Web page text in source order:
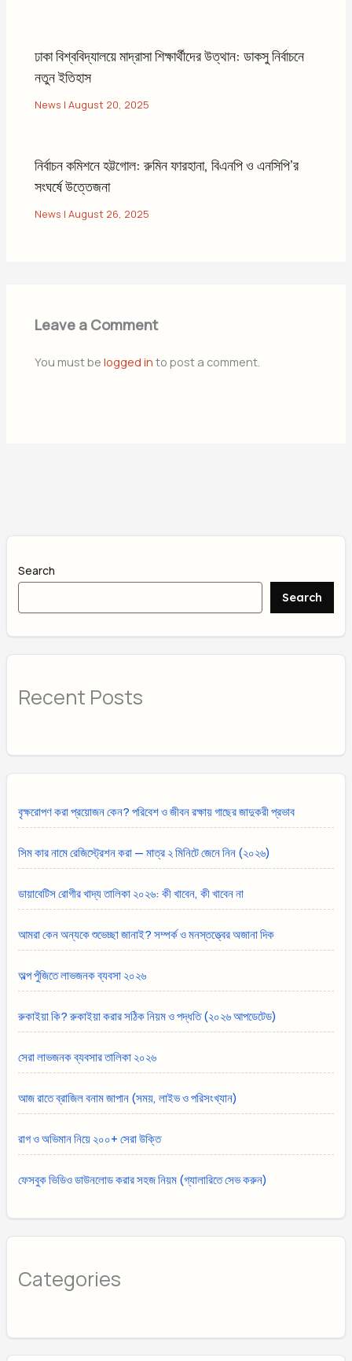
ঢাকা বিশ্ববিদ্যালয়ে মাদ্রাসা শিক্ষার্থীদের উত্থান: ডাকসু নির্বাচনে
নতুন ইতিহাস
News |August 20, 2025
নির্বাচন কমিশনে হট্টগোল: রুমিন ফারহানা, বিএনপি ও এনসিপি’র
সংঘর্ষে উত্তেজনা
News |August 26, 2025
Leave a Comment
You must belogged in to post a comment.
Search
Search
Recent Posts
বৃক্ষরোপণ করা প্রয়োজন কেন? পরিবেশ ও জীবন রক্ষায় গাছের জাদুকরী প্রভাব
সিম কার নামে রেজিস্ট্রেশন করা — মাত্র ২ মিনিটে জেনে নিন (২০২৬)
ডায়াবেটিস রোগীর খাদ্য তালিকা ২০২৬: কী খাবেন, কী খাবেন না
আমরা কেন অন্যকে শুভেচ্ছা জানাই? সম্পর্ক ও মনস্তত্ত্বের অজানা দিক
অল্প পুঁজিতে লাভজনক ব্যবসা ২০২৬
রুকাইয়া কি? রুকাইয়া করার সঠিক নিয়ম ও পদ্ধতি (২০২৬ আপডেটেড)
সেরা লাভজনক ব্যবসার তালিকা ২০২৬
আজ রাতে ব্রাজিল বনাম জাপান (সময়, লাইভ ও পরিসংখ্যান)
রাগ ও অভিমান নিয়ে ২০০+ সেরা উক্তি
ফেসবুক ভিডিও ডাউনলোড করার সহজ নিয়ম (গ্যালারিতে সেভ করুন)
Categories